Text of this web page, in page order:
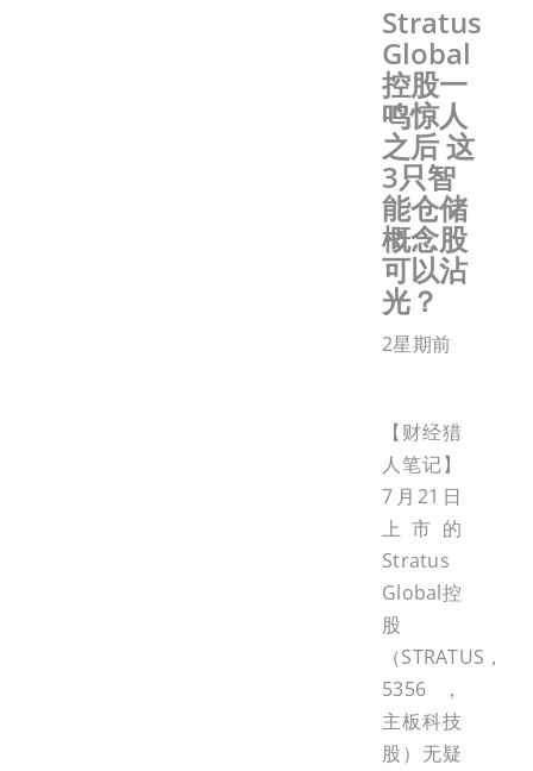
Stratus
Global
控股一
鸣惊人
之后 这
3只智
能仓储
概念股
可以沾
光？
2星期前
【财经猎
人笔记】
7月21日
上市的
Stratus
Global控
股
（STRATUS，
5356，
主板科技
股）无疑